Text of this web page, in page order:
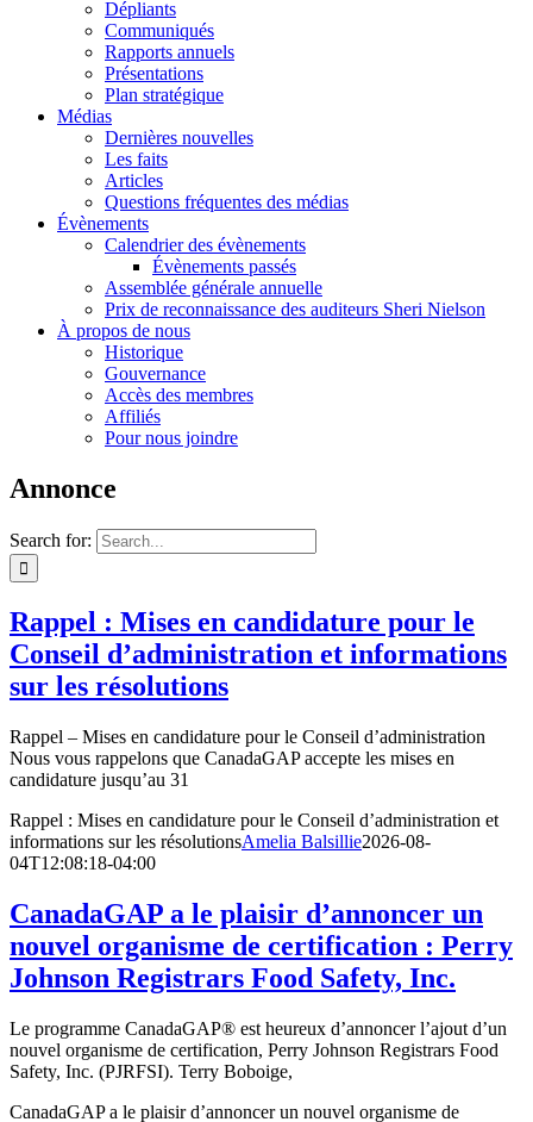
Dépliants
Communiqués
Rapports annuels
Présentations
Plan stratégique
Médias
Dernières nouvelles
Les faits
Articles
Questions fréquentes des médias
Évènements
Calendrier des évènements
Évènements passés
Assemblée générale annuelle
Prix de reconnaissance des auditeurs Sheri Nielson
À propos de nous
Historique
Gouvernance
Accès des membres
Affiliés
Pour nous joindre
Annonce
Search for:
Rappel : Mises en candidature pour le
Conseil d’administration et informations
sur les résolutions
Rappel – Mises en candidature pour le Conseil d’administration
Nous vous rappelons que CanadaGAP accepte les mises en
candidature jusqu’au 31
Rappel : Mises en candidature pour le Conseil d’administration et
informations sur les résolutionsAmelia Balsillie2026-08-
04T12:08:18-04:00
CanadaGAP a le plaisir d’annoncer un
nouvel organisme de certification : Perry
Johnson Registrars Food Safety, Inc.
Le programme CanadaGAP® est heureux d’annoncer l’ajout d’un
nouvel organisme de certification, Perry Johnson Registrars Food
Safety, Inc. (PJRFSI). Terry Boboige,
CanadaGAP a le plaisir d’annoncer un nouvel organisme de